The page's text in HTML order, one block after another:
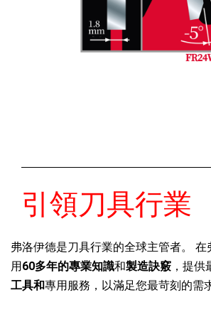
引領刀具行業
弗洛伊德是刀具行業的全球主管者。 在
用60多年的專業知識和製造訣竅 ，提供
工具和專用服務，以滿足您最苛刻的需